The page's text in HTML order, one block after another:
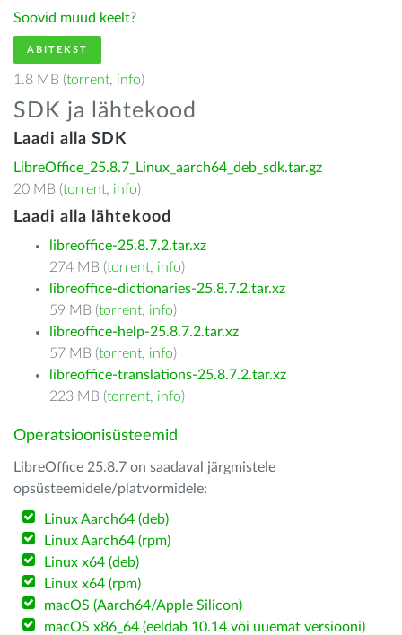
Soovid muud keelt?
ABITEKST
1.8 MB (torrent, info)
SDK ja lähtekood
Laadi alla SDK
LibreOffice_25.8.7_Linux_aarch64_deb_sdk.tar.gz
20 MB (torrent, info)
Laadi alla lähtekood
libreoffice-25.8.7.2.tar.xz
274 MB (torrent, info)
libreoffice-dictionaries-25.8.7.2.tar.xz
59 MB (torrent, info)
libreoffice-help-25.8.7.2.tar.xz
57 MB (torrent, info)
libreoffice-translations-25.8.7.2.tar.xz
223 MB (torrent, info)
Operatsioonisüsteemid
LibreOffice 25.8.7 on saadaval järgmistele
opsüsteemidele/platvormidele:
Linux Aarch64 (deb)
Linux Aarch64 (rpm)
Linux x64 (deb)
Linux x64 (rpm)
macOS (Aarch64/Apple Silicon)
macOS x86_64 (eeldab 10.14 või uuemat versiooni)